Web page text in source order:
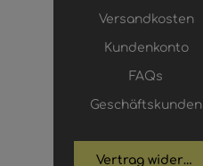
Versandkosten
Kundenkonto
FAQs
Geschäftskunden
Vertrag widerrufen